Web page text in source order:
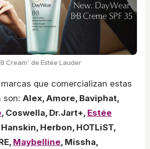
Cream' de Estée Lauder
que comercializan estas
son: Alex, Amore, Baviphat,
, Coswella, Dr.Jart+, Estée
Herbon, HOTLiST,
Maybelline, Missha,